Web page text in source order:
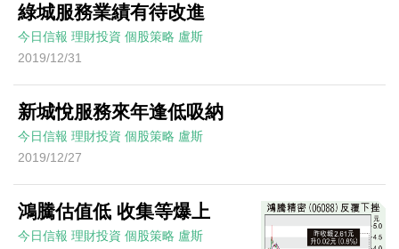
綠城服務業績有待改進
今日信報 理財投資 個股策略 盧斯
2019/12/31
新城悅服務來年逢低吸納
今日信報 理財投資 個股策略 盧斯
2019/12/27
鴻騰估值低 收集等爆上
今日信報 理財投資 個股策略 盧斯